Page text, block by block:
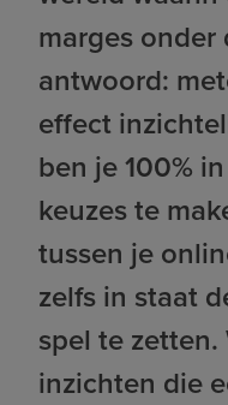
marges onder
antwoord:
effect
ben je 100%
keuzes te
tussen je
zelfs in staat
spel te
inzichten die